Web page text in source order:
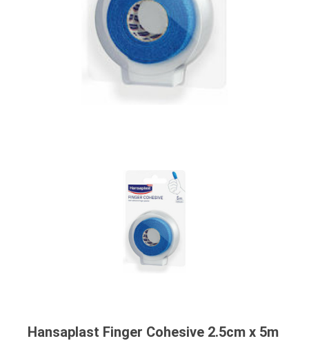
Hansaplast Finger Cohesive 2.5cm x 5m